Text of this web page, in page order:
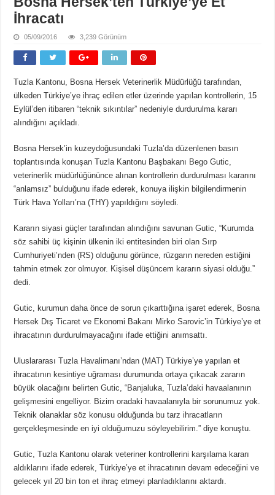
İhracatı
05/09/2016 3,239 Görünüm
Tuzla Kantonu, Bosna Hersek Veterinerlik Müdürlüğü tarafından,
ülkeden Türkiye’ye ihraç edilen etler üzerinde yapılan kontrollerin, 15
Eylül’den itibaren “teknik sıkıntılar” nedeniyle durdurulma kararı
alındığını açıkladı.
Bosna Hersek’in kuzeydoğusundaki Tuzla’da düzenlenen basın
toplantısında konuşan Tuzla Kantonu Başbakanı Bego Gutic,
veterinerlik müdürlüğününce alınan kontrollerin durdurulması kararını
“anlamsız” bulduğunu ifade ederek, konuya ilişkin bilgilendirmenin
Türk Hava Yolları’na (THY) yapıldığını söyledi.
Kararın siyasi güçler tarafından alındığını savunan Gutic, “Kurumda
söz sahibi üç kişinin ülkenin iki entitesinden biri olan Sırp
Cumhuriyeti’nden (RS) olduğunu görünce, rüzgarın nereden estiğini
tahmin etmek zor olmuyor. Kişisel düşüncem kararın siyasi olduğu.”
dedi.
Gutic, kurumun daha önce de sorun çıkarttığına işaret ederek, Bosna
Hersek Dış Ticaret ve Ekonomi Bakanı Mirko Sarovic’in Türkiye’ye et
ihracatının durdurulmayacağını ifade ettiğini anımsattı.
Uluslararası Tuzla Havalimanı’ndan (MAT) Türkiye’ye yapılan et
ihracatının kesintiye uğraması durumunda ortaya çıkacak zararın
büyük olacağını belirten Gutic, “Banjaluka, Tuzla’daki havaalanının
gelişmesini engelliyor. Bizim oradaki havaalanıyla bir sorunumuz yok.
Teknik olanaklar söz konusu olduğunda bu tarz ihracatların
gerçekleşmesinde en iyi olduğumuzu söyleyebilirim.” diye konuştu.
Gutic, Tuzla Kantonu olarak veteriner kontrollerini karşılama kararı
aldıklarını ifade ederek, Türkiye’ye et ihracatının devam edeceğini ve
gelecek yıl 20 bin ton et ihraç etmeyi planladıklarını aktardı.